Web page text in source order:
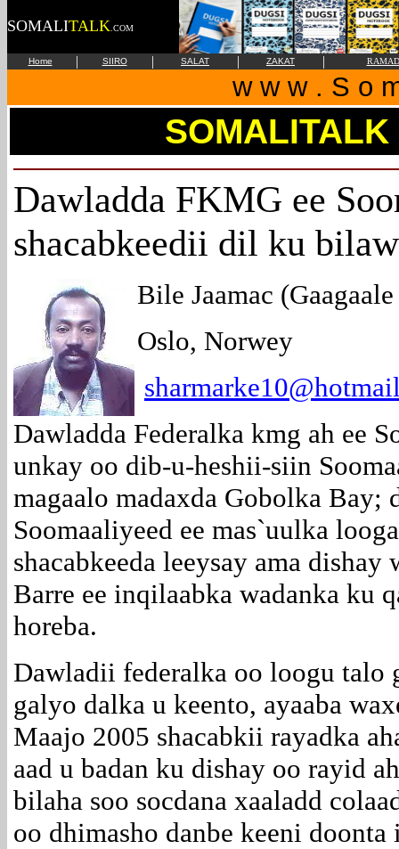
SOMALITALK .COM
Home | SIIRO | SALAT | ZAKAT |
w w w . S o
SOMALITALK
Dawladda FKMG ee
shacabkeedii dil ku
Bile Jaamac
Oslo, Norwey
Dawladda Federalka kmg ah ee
unkay oo dib-u-heshii-siin
magaalo madaxda Gobolka Bay;
Soomaaliyeed ee mas`uulka
shacabkeeda leeysay ama
Barre ee inqilaabka wadanka ku
horeba.
Dawladii federalka oo loogu
galyo dalka u keento, ayaaba
Maajo 2005 shacabkii rayadka
aad u badan ku dishay oo rayid
bilaha soo socdana xaaladd
oo dhimasho danbe keeni